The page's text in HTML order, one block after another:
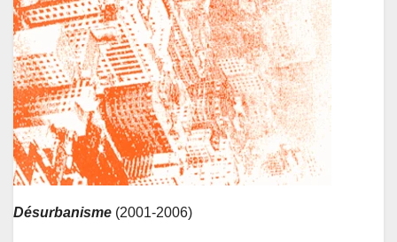
Désurbanisme (2001-2006)